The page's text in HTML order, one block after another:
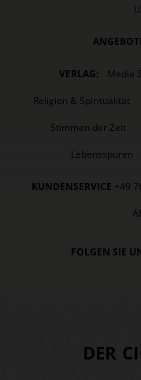
VERLAG:
Media
Religion & Spiritualität
Stimmen der Zeit
Lebensspuren
KUNDENSERVICE +49
FOLGEN SIE
DER